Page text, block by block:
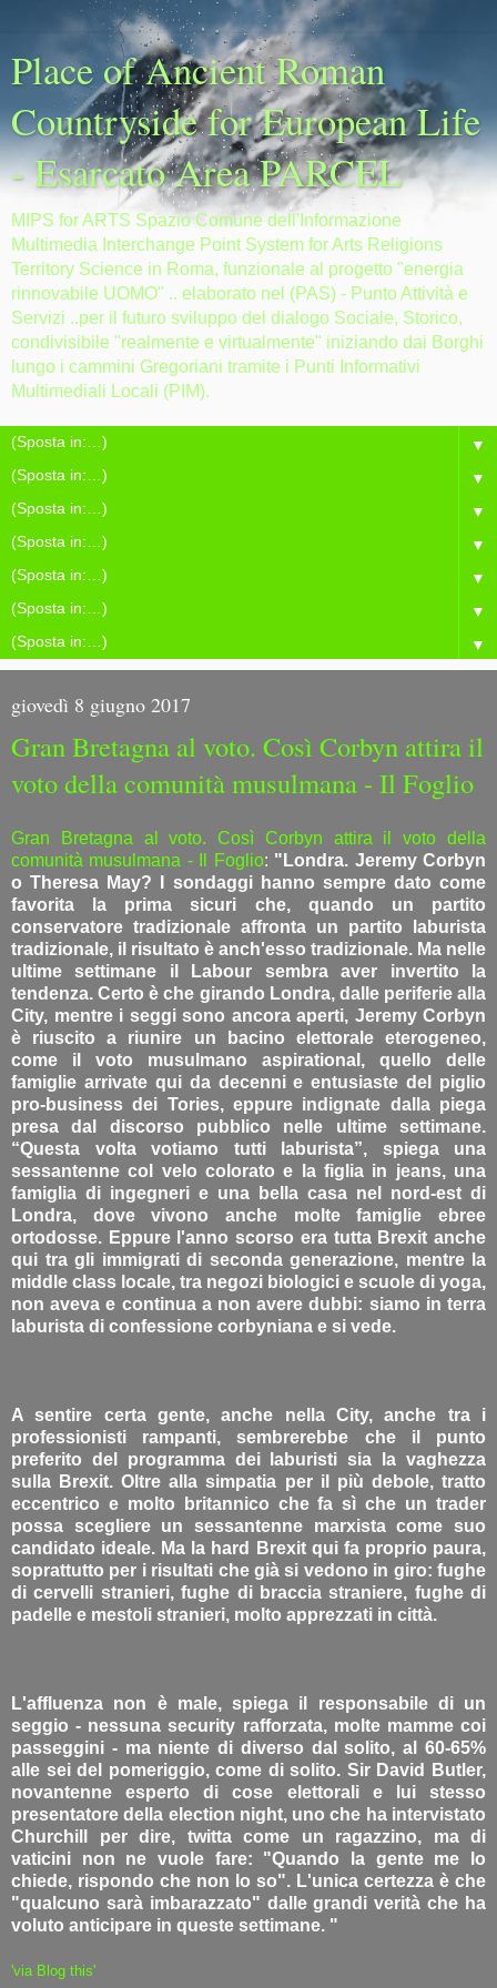
Place of Ancient Roman
Countryside for European Life
- Esarcato Area PARCEL
MIPS for ARTS Spazio Comune dell'Informazione
Multimedia Interchange Point System for Arts Religions
Territory Science in Roma, funzionale al progetto "energia
rinnovabile UOMO" .. elaborato nel (PAS) - Punto Attività e
Servizi ..per il futuro sviluppo del dialogo Sociale, Storico,
condivisibile "realmente e virtualmente" iniziando dai Borghi
lungo i cammini Gregoriani tramite i Punti Informativi
Multimediali Locali (PIM).
▼
▼
▼
▼
▼
▼
▼
giovedì 8 giugno 2017
Gran Bretagna al voto. Così Corbyn attira il
voto della comunità musulmana - Il Foglio
Gran Bretagna al voto. Così Corbyn attira il voto della
comunità musulmana - Il Foglio: "Londra. Jeremy Corbyn
o Theresa May? I sondaggi hanno sempre dato come
favorita la prima sicuri che, quando un partito
conservatore tradizionale affronta un partito laburista
tradizionale, il risultato è anch'esso tradizionale. Ma nelle
ultime settimane il Labour sembra aver invertito la
tendenza. Certo è che girando Londra, dalle periferie alla
City, mentre i seggi sono ancora aperti, Jeremy Corbyn
è riuscito a riunire un bacino elettorale eterogeneo,
come il voto musulmano aspirational, quello delle
famiglie arrivate qui da decenni e entusiaste del piglio
pro-business dei Tories, eppure indignate dalla piega
presa dal discorso pubblico nelle ultime settimane.
“Questa volta votiamo tutti laburista”, spiega una
sessantenne col velo colorato e la figlia in jeans, una
famiglia di ingegneri e una bella casa nel nord-est di
Londra, dove vivono anche molte famiglie ebree
ortodosse. Eppure l'anno scorso era tutta Brexit anche
qui tra gli immigrati di seconda generazione, mentre la
middle class locale, tra negozi biologici e scuole di yoga,
non aveva e continua a non avere dubbi: siamo in terra
laburista di confessione corbyniana e si vede.
A sentire certa gente, anche nella City, anche tra i
professionisti rampanti, sembrerebbe che il punto
preferito del programma dei laburisti sia la vaghezza
sulla Brexit. Oltre alla simpatia per il più debole, tratto
eccentrico e molto britannico che fa sì che un trader
possa scegliere un sessantenne marxista come suo
candidato ideale. Ma la hard Brexit qui fa proprio paura,
soprattutto per i risultati che già si vedono in giro: fughe
di cervelli stranieri, fughe di braccia straniere, fughe di
padelle e mestoli stranieri, molto apprezzati in città.
L'affluenza non è male, spiega il responsabile di un
seggio - nessuna security rafforzata, molte mamme coi
passeggini - ma niente di diverso dal solito, al 60-65%
alle sei del pomeriggio, come di solito. Sir David Butler,
novantenne esperto di cose elettorali e lui stesso
presentatore della election night, uno che ha intervistato
Churchill per dire, twitta come un ragazzino, ma di
vaticini non ne vuole fare: "Quando la gente me lo
chiede, rispondo che non lo so". L'unica certezza è che
"qualcuno sarà imbarazzato" dalle grandi verità che ha
voluto anticipare in queste settimane. "
'via Blog this'